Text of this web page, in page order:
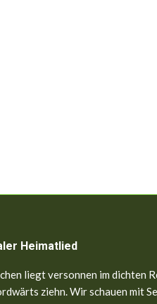
Heimatlied
liegt versonnen im dichten
ziehn. Wir schauen mit